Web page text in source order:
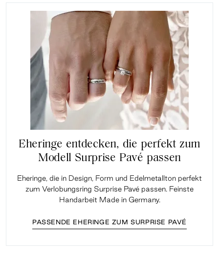
Eheringe entdecken, die perfekt zum
Modell Surprise Pavé passen
Eheringe, die in Design, Form und Edelmetallton perfekt
zum Verlobungsring Surprise Pavé passen. Feinste
Handarbeit Made in Germany.
PASSENDE EHERINGE ZUM SURPRISE PAVÉ